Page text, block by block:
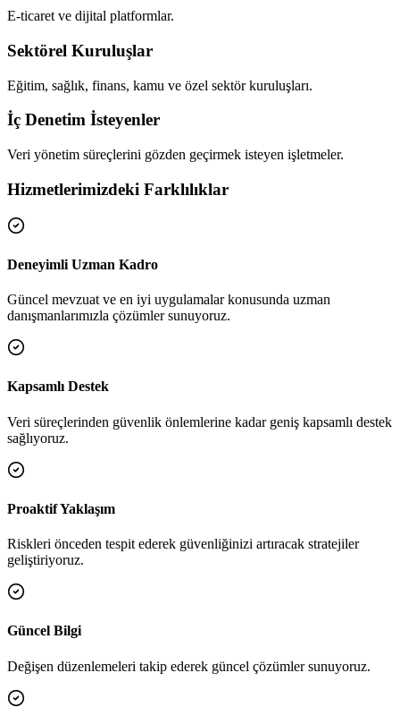
E-ticaret ve dijital platformlar.
Sektörel Kuruluşlar
Eğitim, sağlık, finans, kamu ve özel sektör kuruluşları.
İç Denetim İsteyenler
Veri yönetim süreçlerini gözden geçirmek isteyen işletmeler.
Hizmetlerimizdeki Farklılıklar
Deneyimli Uzman Kadro
Güncel mevzuat ve en iyi uygulamalar konusunda uzman
danışmanlarımızla çözümler sunuyoruz.
Kapsamlı Destek
Veri süreçlerinden güvenlik önlemlerine kadar geniş kapsamlı destek
sağlıyoruz.
Proaktif Yaklaşım
Riskleri önceden tespit ederek güvenliğinizi artıracak stratejiler
geliştiriyoruz.
Güncel Bilgi
Değişen düzenlemeleri takip ederek güncel çözümler sunuyoruz.